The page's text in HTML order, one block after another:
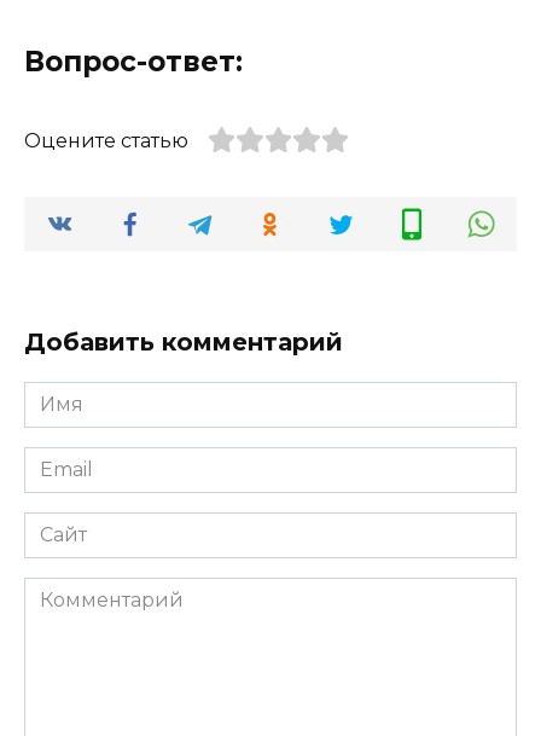
Вопрос-ответ:
Оцените статью
Добавить комментарий
Имя
*
Email
*
Сайт
Комментарий